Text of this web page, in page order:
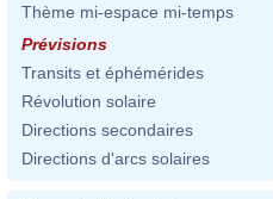
Thème mi-espace mi-temps
Prévisions
Transits et éphémérides
Révolution solaire
Directions secondaires
Directions d'arcs solaires